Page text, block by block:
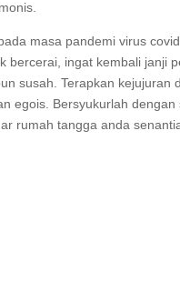
masa pandemi virus
bercerai, ingat kembali janji
susah. Terapkan kejujuran
egois. Bersyukurlah
rumah tangga anda